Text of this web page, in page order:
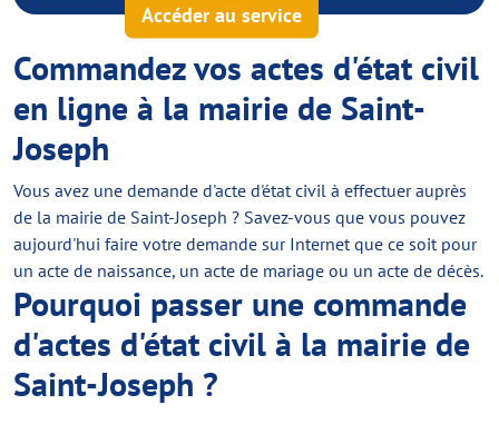
Accéder au service
Commandez vos actes d'état civil
en ligne à la mairie de Saint-
Joseph
Vous avez une demande d'acte d'état civil à effectuer auprès
de la mairie de Saint-Joseph ? Savez-vous que vous pouvez
aujourd'hui faire votre demande sur Internet que ce soit pour
un acte de naissance, un acte de mariage ou un acte de décès.
Pourquoi passer une commande
d'actes d'état civil à la mairie de
Saint-Joseph ?